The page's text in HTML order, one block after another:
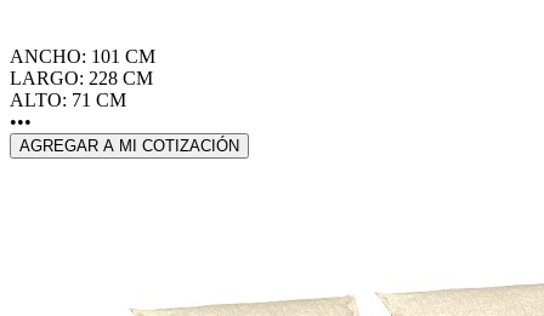
ANCHO: 101 CM
LARGO: 228 CM
ALTO: 71 CM
•••
AGREGAR A MI COTIZACIÓN